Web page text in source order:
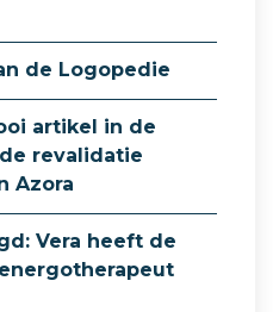
de Logopedie
artikel in de
revalidatie
Azora
Vera heeft de